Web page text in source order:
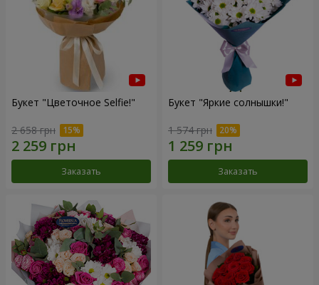
Букет "Цветочное Selfie!"
2 658 грн
Заказать
Букет "Яркие солнышки!"
1 574 грн
Заказать